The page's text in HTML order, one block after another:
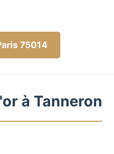
75014
à Tanneron